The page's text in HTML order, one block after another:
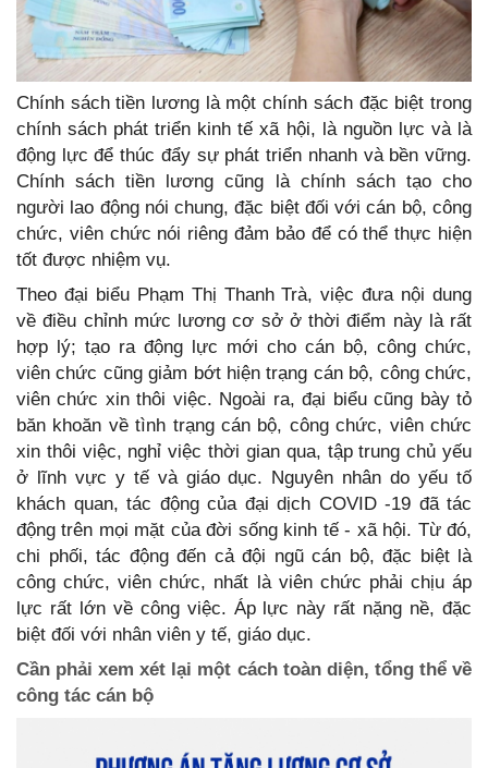
Chính sách tiền lương là một chính sách đặc biệt trong
chính sách phát triển kinh tế xã hội, là nguồn lực và là
động lực để thúc đẩy sự phát triển nhanh và bền vững.
Chính sách tiền lương cũng là chính sách tạo cho
người lao động nói chung, đặc biệt đối với cán bộ, công
chức, viên chức nói riêng đảm bảo để có thể thực hiện
tốt được nhiệm vụ.
Theo đại biểu Phạm Thị Thanh Trà, việc đưa nội dung
về điều chỉnh mức lương cơ sở ở thời điểm này là rất
hợp lý; tạo ra động lực mới cho cán bộ, công chức,
viên chức cũng giảm bớt hiện trạng cán bộ, công chức,
viên chức xin thôi việc. Ngoài ra, đại biểu cũng bày tỏ
băn khoăn về tình trạng cán bộ, công chức, viên chức
xin thôi việc, nghỉ việc thời gian qua, tập trung chủ yếu
ở lĩnh vực y tế và giáo dục. Nguyên nhân do yếu tố
khách quan, tác động của đại dịch COVID -19 đã tác
động trên mọi mặt của đời sống kinh tế - xã hội. Từ đó,
chi phối, tác động đến cả đội ngũ cán bộ, đặc biệt là
công chức, viên chức, nhất là viên chức phải chịu áp
lực rất lớn về công việc. Áp lực này rất nặng nề, đặc
biệt đối với nhân viên y tế, giáo dục.
Cần phải xem xét lại một cách toàn diện, tổng thể về
công tác cán bộ